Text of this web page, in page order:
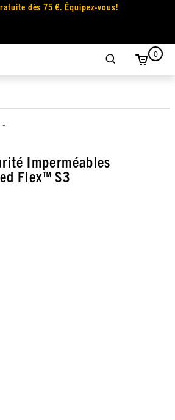
dès 75 €. Équipez-vous!
0
Imperméables
Flex™ S3